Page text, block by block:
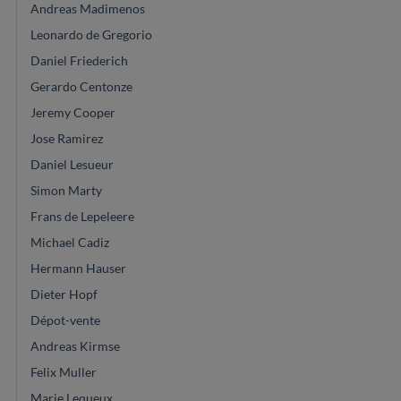
Andreas Madimenos
Leonardo de Gregorio
Daniel Friederich
Gerardo Centonze
Jeremy Cooper
Jose Ramirez
Daniel Lesueur
Simon Marty
Frans de Lepeleere
Michael Cadiz
Hermann Hauser
Dieter Hopf
Dépot-vente
Andreas Kirmse
Felix Muller
Marie Lequeux